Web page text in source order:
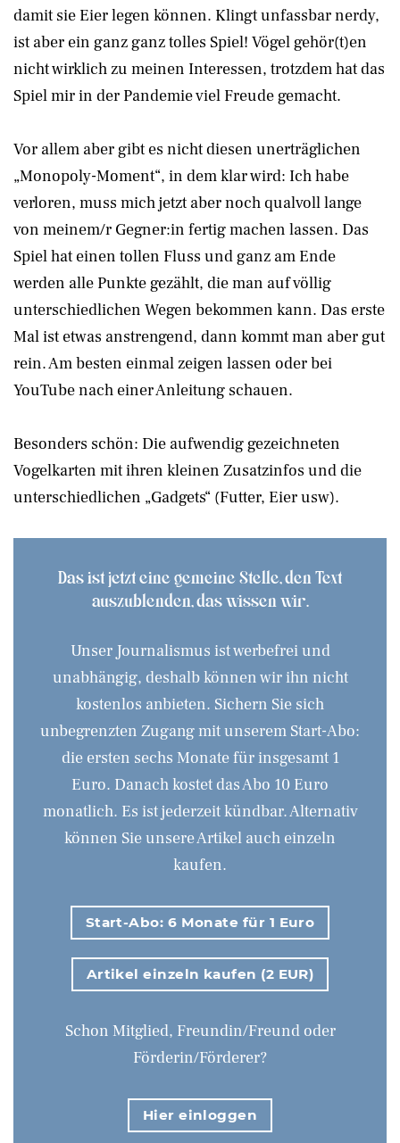
damit sie Eier legen können. Klingt unfassbar nerdy,
ist aber ein ganz ganz tolles Spiel! Vögel gehör(t)en
nicht wirklich zu meinen Interessen, trotzdem hat das
Spiel mir in der Pandemie viel Freude gemacht.
Vor allem aber gibt es nicht diesen unerträglichen
„Monopoly-Moment“, in dem klar wird: Ich habe
verloren, muss mich jetzt aber noch qualvoll lange
von meinem/r Gegner:in fertig machen lassen. Das
Spiel hat einen tollen Fluss und ganz am Ende
werden alle Punkte gezählt, die man auf völlig
unterschiedlichen Wegen bekommen kann. Das erste
Mal ist etwas anstrengend, dann kommt man aber gut
rein. Am besten einmal zeigen lassen oder bei
YouTube nach einer Anleitung schauen.
Besonders schön: Die aufwendig gezeichneten
Vogelkarten mit ihren kleinen Zusatzinfos und die
unterschiedlichen „Gadgets“ (Futter, Eier usw).
Das ist jetzt eine gemeine Stelle, den Text
auszublenden, das wissen wir.
Unser Journalismus ist werbefrei und
unabhängig, deshalb können wir ihn nicht
kostenlos anbieten. Sichern Sie sich
unbegrenzten Zugang mit unserem Start-Abo:
die ersten sechs Monate für insgesamt 1
Euro. Danach kostet das Abo 10 Euro
monatlich. Es ist jederzeit kündbar. Alternativ
können Sie unsere Artikel auch einzeln
kaufen.
Start-Abo: 6 Monate für 1 Euro
Artikel einzeln kaufen (2 EUR)
Schon Mitglied, Freundin/Freund oder
Förderin/Förderer?
Hier einloggen